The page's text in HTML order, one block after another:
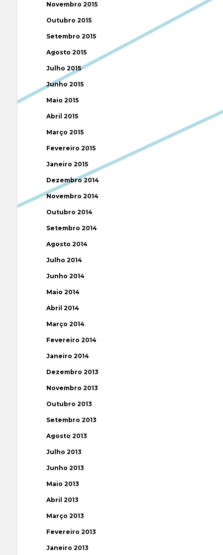
Novembro 2015
Outubro 2015
Setembro 2015
Agosto 2015
Julho 2015
Junho 2015
Maio 2015
Abril 2015
Março 2015
Fevereiro 2015
Janeiro 2015
Dezembro 2014
Novembro 2014
Outubro 2014
Setembro 2014
Agosto 2014
Julho 2014
Junho 2014
Maio 2014
Abril 2014
Março 2014
Fevereiro 2014
Janeiro 2014
Dezembro 2013
Novembro 2013
Outubro 2013
Setembro 2013
Agosto 2013
Julho 2013
Junho 2013
Maio 2013
Abril 2013
Março 2013
Fevereiro 2013
Janeiro 2013